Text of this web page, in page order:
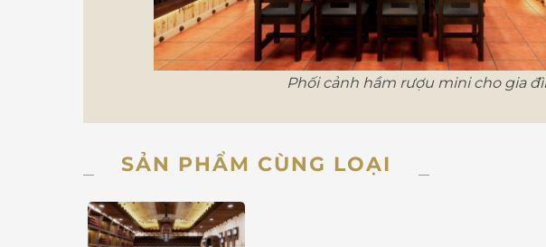
Phối cảnh hầm rượu mini cho gia
SẢN PHẨM CÙNG LOẠI